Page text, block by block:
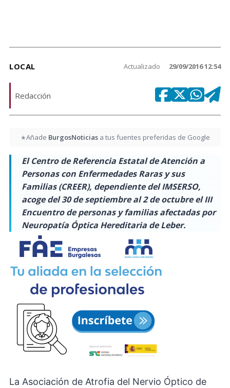
LOCAL Actualizado 29/09/2016 12:54
Redacción
★Añade BurgosNoticiasa tus fuentes preferidas de Google
El Centro de Referencia Estatal de Atención a
Personas con Enfermedades Raras y sus
Familias (CREER), dependiente del IMSERSO,
acoge del 30 de septiembre al 2 de octubre el III
Encuentro de personas y familias afectadas por
Neuropatía Óptica Hereditaria de Leber.
La Asociación de Atrofia del Nervio Óptico de